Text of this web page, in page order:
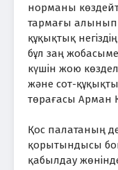
норманы
тармағы алынып
құқықтық
бұл заң
күшін жою
және сот-
төрағасы Арман
Қос палатаның
қорытындысы
қабылдау